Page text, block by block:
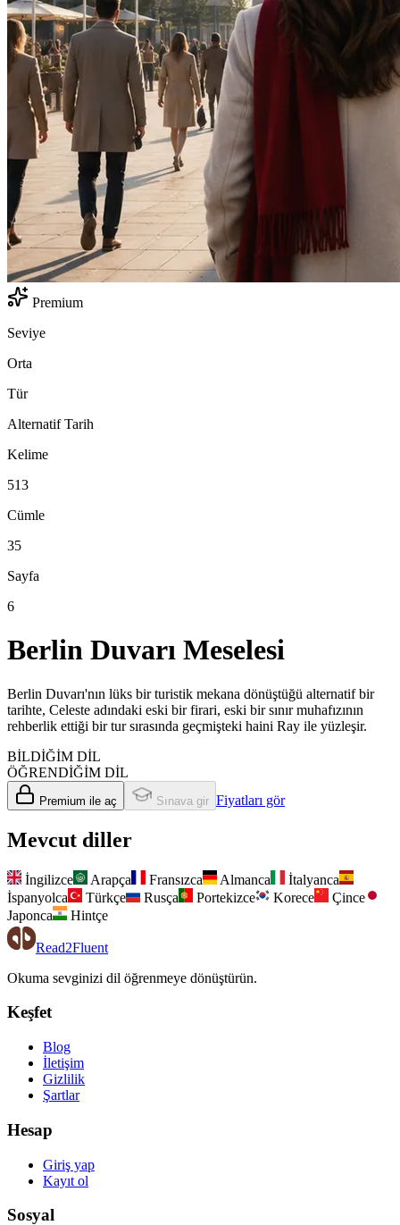
Premium
Seviye
Orta
Tür
Alternatif Tarih
Kelime
513
Cümle
35
Sayfa
6
Berlin Duvarı Meselesi
Berlin Duvarı'nın lüks bir turistik mekana dönüştüğü alternatif bir
tarihte, Celeste adındaki eski bir firari, eski bir sınır muhafızının
rehberlik ettiği bir tur sırasında geçmişteki haini Ray ile yüzleşir.
BİLDİĞİM DİL
ÖĞRENDİĞİM DİL
Premium ile aç Sınava gir Fiyatları gör
Mevcut diller
İngilizce Arapça Fransızca Almanca
İtalyanca
İspanyolca
Türkçe Rusça Portekizce Korece
Çince
Japonca
Hintçe
Read2Fluent
Okuma sevginizi dil öğrenmeye dönüştürün.
Keşfet
Blog
İletişim
Gizlilik
Şartlar
Hesap
Giriş yap
Kayıt ol
Sosyal